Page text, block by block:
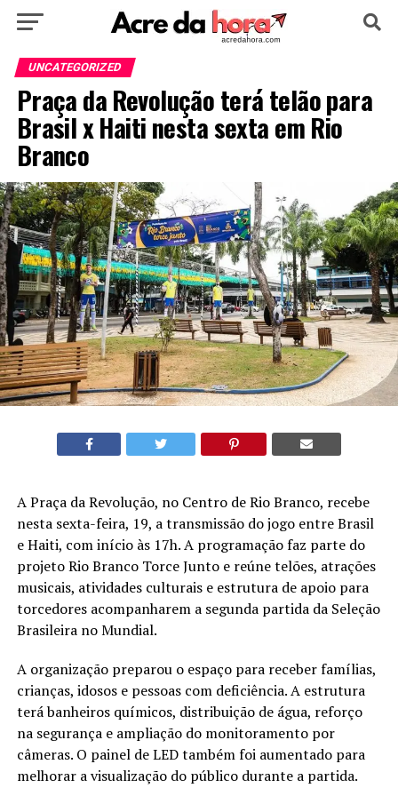
HOME POLÍTICA
EDUCAÇÃO NOTÍCIA MUNDO
UNCATEGORIZED
Praça da Revolução terá telão para
Brasil x Haiti nesta sexta em Rio
Branco
A Praça da Revolução, no Centro de Rio Branco, recebe
nesta sexta-feira, 19, a transmissão do jogo entre Brasil
e Haiti, com início às 17h. A programação faz parte do
projeto Rio Branco Torce Junto e reúne telões, atrações
musicais, atividades culturais e estrutura de apoio para
torcedores acompanharem a segunda partida da Seleção
Brasileira no Mundial.
A organização preparou o espaço para receber famílias,
crianças, idosos e pessoas com deficiência. A estrutura
terá banheiros químicos, distribuição de água, reforço
na segurança e ampliação do monitoramento por
câmeras. O painel de LED também foi aumentado para
melhorar a visualização do público durante a partida.